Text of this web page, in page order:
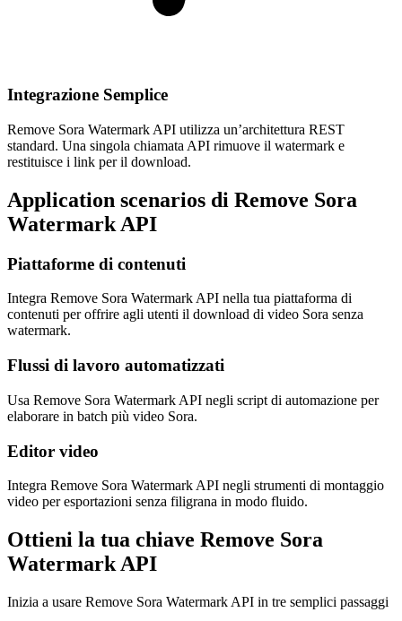
Integrazione Semplice
Remove Sora Watermark API utilizza un’architettura REST
standard. Una singola chiamata API rimuove il watermark e
restituisce i link per il download.
Application scenarios di Remove Sora
Watermark API
Piattaforme di contenuti
Integra Remove Sora Watermark API nella tua piattaforma di
contenuti per offrire agli utenti il download di video Sora senza
watermark.
Flussi di lavoro automatizzati
Usa Remove Sora Watermark API negli script di automazione per
elaborare in batch più video Sora.
Editor video
Integra Remove Sora Watermark API negli strumenti di montaggio
video per esportazioni senza filigrana in modo fluido.
Ottieni la tua chiave Remove Sora
Watermark API
Inizia a usare Remove Sora Watermark API in tre semplici passaggi